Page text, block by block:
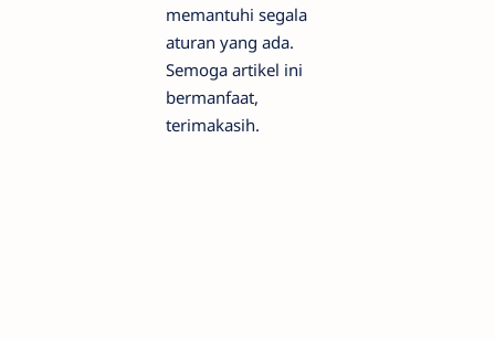
memantuhi segala
aturan yang ada.
Semoga artikel ini
bermanfaat,
terimakasih.